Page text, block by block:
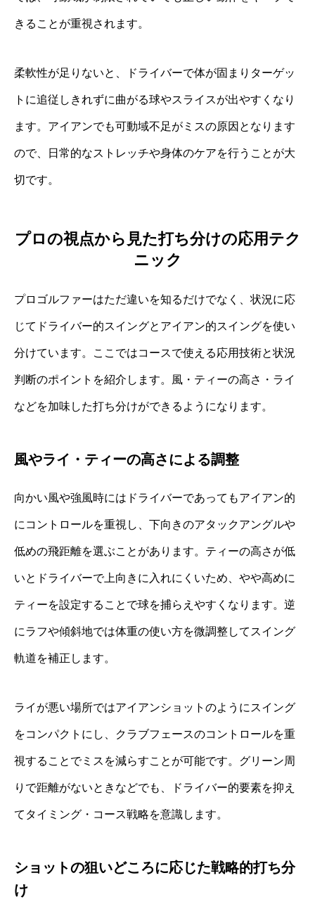
きることが重視されます。
柔軟性が足りないと、ドライバーで体が固まりターゲッ
トに追従しきれずに曲がる球やスライスが出やすくなり
ます。アイアンでも可動域不足がミスの原因となります
ので、日常的なストレッチや身体のケアを行うことが大
切です。
プロの視点から見た打ち分けの応用テク
ニック
プロゴルファーはただ違いを知るだけでなく、状況に応
じてドライバー的スイングとアイアン的スイングを使い
分けています。ここではコースで使える応用技術と状況
判断のポイントを紹介します。風・ティーの高さ・ライ
などを加味した打ち分けができるようになります。
風やライ・ティーの高さによる調整
向かい風や強風時にはドライバーであってもアイアン的
にコントロールを重視し、下向きのアタックアングルや
低めの飛距離を選ぶことがあります。ティーの高さが低
いとドライバーで上向きに入れにくいため、やや高めに
ティーを設定することで球を捕らえやすくなります。逆
にラフや傾斜地では体重の使い方を微調整してスイング
軌道を補正します。
ライが悪い場所ではアイアンショットのようにスイング
をコンパクトにし、クラブフェースのコントロールを重
視することでミスを減らすことが可能です。グリーン周
りで距離がないときなどでも、ドライバー的要素を抑え
てタイミング・コース戦略を意識します。
ショットの狙いどころに応じた戦略的打ち分
け